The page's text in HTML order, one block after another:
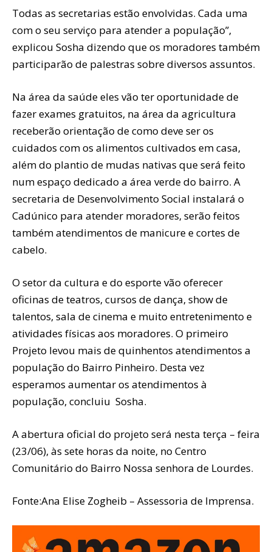
Todas as secretarias estão envolvidas. Cada uma
com o seu serviço para atender a população”,
explicou Sosha dizendo que os moradores também
participarão de palestras sobre diversos assuntos.
Na área da saúde eles vão ter oportunidade de
fazer exames gratuitos, na área da agricultura
receberão orientação de como deve ser os
cuidados com os alimentos cultivados em casa,
além do plantio de mudas nativas que será feito
num espaço dedicado a área verde do bairro. A
secretaria de Desenvolvimento Social instalará o
Cadúnico para atender moradores, serão feitos
também atendimentos de manicure e cortes de
cabelo.
O setor da cultura e do esporte vão oferecer
oficinas de teatros, cursos de dança, show de
talentos, sala de cinema e muito entretenimento e
atividades físicas aos moradores. O primeiro
Projeto levou mais de quinhentos atendimentos a
população do Bairro Pinheiro. Desta vez
esperamos aumentar os atendimentos à
população, concluiu Sosha.
A abertura oficial do projeto será nesta terça – feira
(23/06), às sete horas da noite, no Centro
Comunitário do Bairro Nossa senhora de Lourdes.
Fonte:Ana Elise Zogheib – Assessoria de Imprensa.